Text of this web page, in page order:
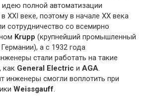
полной автоматизации
XXI веке, поэтому в начале XX века
сотрудничество со всемирно
Krupp (крупнейший промышленный
а с 1932 года
стали работать на такие
как General Electric и AGA.
инженеры смогли воплотить при
Weissgauff.